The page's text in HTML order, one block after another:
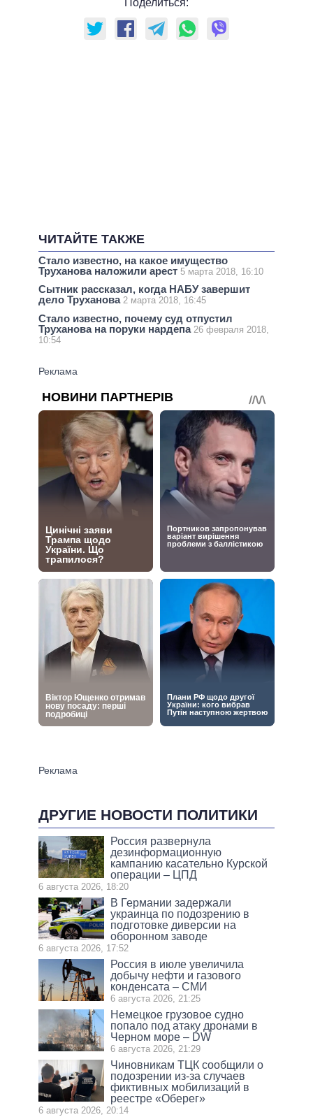
Поделиться:
ЧИТАЙТЕ ТАКЖЕ
Стало известно, на какое имущество
Труханова наложили арест 5 марта 2018, 16:10
Сытник рассказал, когда НАБУ завершит
дело Труханова 2 марта 2018, 16:45
Стало известно, почему суд отпустил
Труханова на поруки нардепа 26 февраля 2018,
10:54
ДРУГИЕ НОВОСТИ ПОЛИТИКИ
Россия развернула
дезинформационную
кампанию касательно Курской
операции – ЦПД
6 августа 2026, 18:20
В Германии задержали
украинца по подозрению в
подготовке диверсии на
оборонном заводе
6 августа 2026, 17:52
Россия в июле увеличила
добычу нефти и газового
конденсата – СМИ
6 августа 2026, 21:25
Немецкое грузовое судно
попало под атаку дронами в
Черном море – DW
6 августа 2026, 21:29
Чиновникам ТЦК сообщили о
подозрении из-за случаев
фиктивных мобилизаций в
реестре «Оберег»
6 августа 2026, 20:14